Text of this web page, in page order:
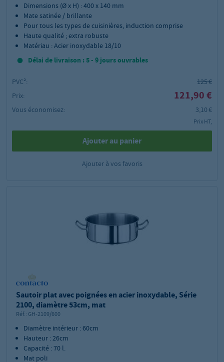
Dimensions (Ø x H) : 400 x 140 mm
Mate satinée / brillante
Pour tous les types de cuisinières, induction comprise
Haute qualité ; extra robuste
Matériau : Acier inoxydable 18/10
Délai de livraison : 5 - 9 jours ouvrables
PVC²:
125 €
Prix:
121,90 €
Vous économisez: 3,10 €
Prix HT,
Ajouter au panier
Ajouter à vos favoris
Sautoir plat avec poignées en acier inoxydable, Série
2100, diamètre 53cm, mat
Réf.: GH-2109/600
Diamètre intérieur : 60cm
Hauteur : 26cm
Capacité : 70 l.
Mat poli